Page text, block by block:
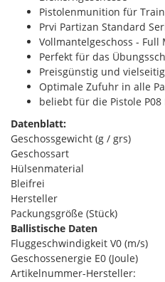
Pistolenmunition für
Prvi Partizan Standard
Vollmantelgeschoss - Full
Perfekt für das
Preisgünstig und
Optimale Zufuhr in alle
beliebt für die Pistole P08
Datenblatt:
Geschossgewicht (g / grs)
Geschossart
Hülsenmaterial
Bleifrei
Hersteller
Packungsgröße (Stück)
Ballistische Daten
Fluggeschwindigkeit V0 (m/s)
Geschossenergie E0 (Joule)
Artikelnummer-Hersteller: